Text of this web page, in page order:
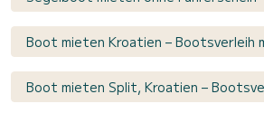
Boot mieten Kroatien – Bootsverleih
Boot mieten Split, Kroatien –